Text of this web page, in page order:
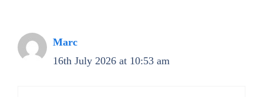
Marc
16th July 2026 at 10:53 am